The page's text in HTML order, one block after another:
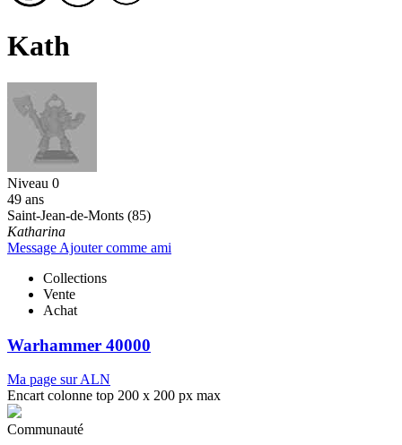
Kath
Niveau 0
49 ans
Saint-Jean-de-Monts (85)
Katharina
Message Ajouter comme ami
Collections
Vente
Achat
Warhammer 40000
Ma page sur ALN
Encart colonne top 200 x 200 px max
Communauté